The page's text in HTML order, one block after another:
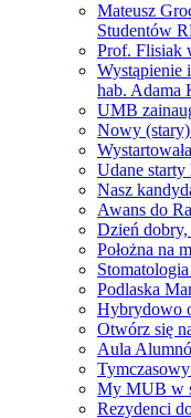
Mateusz
Studentów
Prof. Flisiak
Wystąpienie
hab. Adama
UMB
Nowy
Udane
Nasz
Awans do
Dzień dobry,
Położna na
Podlaska
Hybrydowo
Otwórz się
Aula
My MUB w
Rezydenci